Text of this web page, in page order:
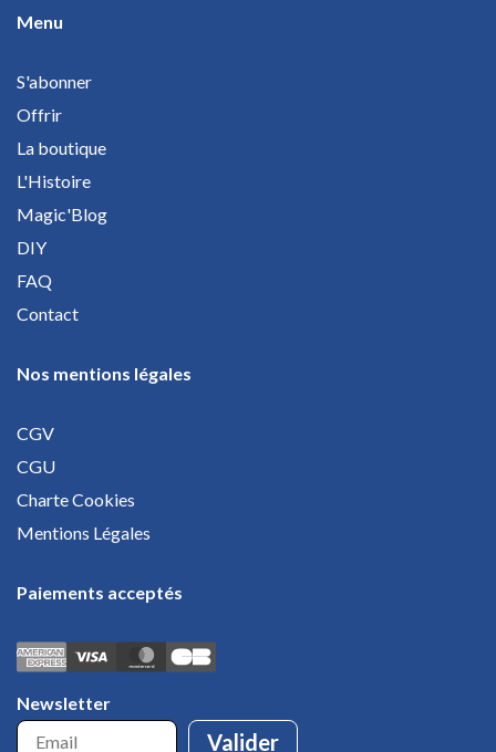
Menu
S'abonner
Offrir
La boutique
L'Histoire
Magic'Blog
DIY
FAQ
Contact
Nos mentions légales
CGV
CGU
Charte Cookies
Mentions Légales
Paiements acceptés
Newsletter
Valider